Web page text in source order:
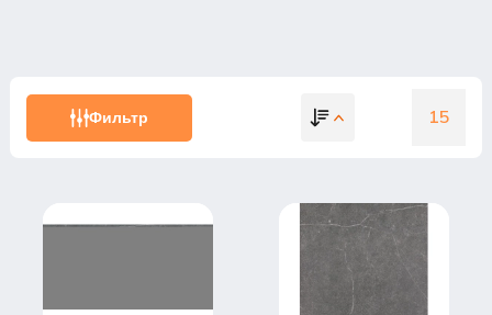
Фильтр 15